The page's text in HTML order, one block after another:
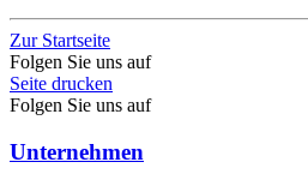
Zur Startseite
Folgen Sie uns auf
Seite drucken
Folgen Sie uns auf
Unternehmen